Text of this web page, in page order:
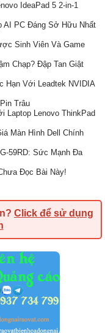
IdeaPad 5 2-in-1
AI PC Đáng Sở Hữu Nhất
Sinh Viên Và Game
Chạp? Đập Tan Giật
Hạn Với Leadtek NVIDIA
Trâu
Laptop Lenovo ThinkPad
Màn Hình Dell Chính
59RD: Sức Mạnh Đa
Đọc Bài Này!
Click để sử dụng